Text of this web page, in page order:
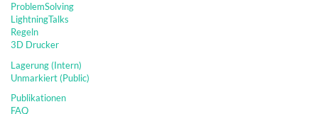
ProblemSolving
LightningTalks
Regeln
3D Drucker
Lagerung (Intern)
Unmarkiert (Public)
Publikationen
FAQ